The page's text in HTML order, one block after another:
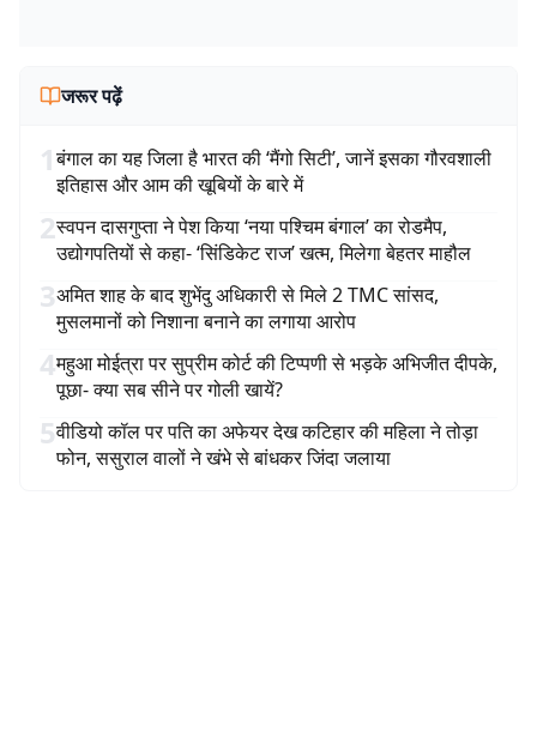
जरूर पढ़ें
1बंगाल का यह जिला है भारत की ‘मैंगो सिटी’, जानें इसका गौरवशाली
इतिहास और आम की खूबियों के बारे में
2स्वपन दासगुप्ता ने पेश किया ‘नया पश्चिम बंगाल’ का रोडमैप,
उद्योगपतियों से कहा- ‘सिंडिकेट राज’ खत्म, मिलेगा बेहतर माहौल
3अमित शाह के बाद शुभेंदु अधिकारी से मिले 2 TMC सांसद,
मुसलमानों को निशाना बनाने का लगाया आरोप
4महुआ मोईत्रा पर सुप्रीम कोर्ट की टिप्पणी से भड़के अभिजीत दीपके,
पूछा- क्या सब सीने पर गोली खायें?
5वीडियो कॉल पर पति का अफेयर देख कटिहार की महिला ने तोड़ा
फोन, ससुराल वालों ने खंभे से बांधकर जिंदा जलाया